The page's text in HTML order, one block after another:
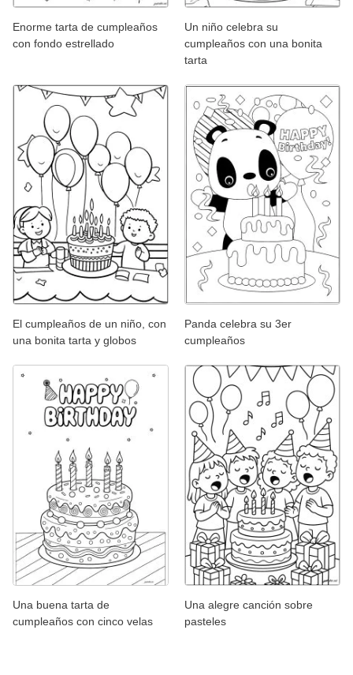
Enorme tarta de cumpleaños
con fondo estrellado
Un niño celebra su
cumpleaños con una bonita
tarta
El cumpleaños de un niño, con
una bonita tarta y globos
Panda celebra su 3er
cumpleaños
Una buena tarta de
cumpleaños con cinco velas
Una alegre canción sobre
pasteles